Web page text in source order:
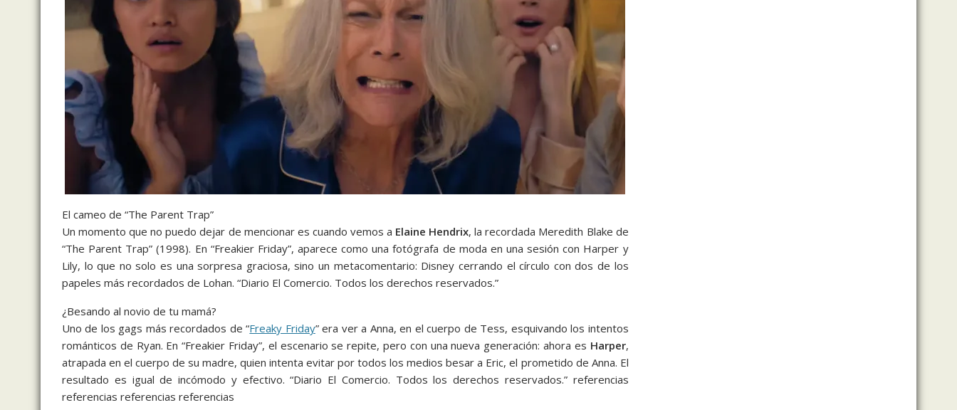
El cameo de “The Parent Trap”
Un momento que no puedo dejar de mencionar es cuando vemos a Elaine Hendrix, la recordada Meredith Blake de
“The Parent Trap” (1998). En “Freakier Friday”, aparece como una fotógrafa de moda en una sesión con Harper y
Lily, lo que no solo es una sorpresa graciosa, sino un metacomentario: Disney cerrando el círculo con dos de los
papeles más recordados de Lohan. “Diario El Comercio. Todos los derechos reservados.”
¿Besando al novio de tu mamá?
Uno de los gags más recordados de “Freaky Friday” era ver a Anna, en el cuerpo de Tess, esquivando los intentos
románticos de Ryan. En “Freakier Friday”, el escenario se repite, pero con una nueva generación: ahora es Harper,
atrapada en el cuerpo de su madre, quien intenta evitar por todos los medios besar a Eric, el prometido de Anna. El
resultado es igual de incómodo y efectivo. “Diario El Comercio. Todos los derechos reservados.” referencias
referencias referencias referencias